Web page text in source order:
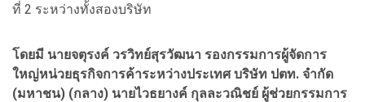
ที่ 2 ระหว่างทั้งสองบริษัท
โดยมี นายจตุรงค์ วรวิทย์สุรวัฒนา รองกรรมการผู้จัดการ
ใหญ่หน่วยธุรกิจการค้าระหว่างประเทศ บริษัท ปตท. จำกัด
(มหาชน) (กลาง) นายไวธยางค์ กุลละวณิชย์ ผู้ช่วยกรรมการ